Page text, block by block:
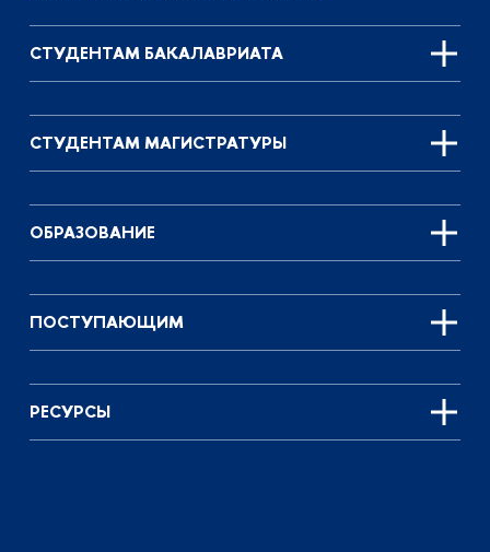
СТУДЕНТАМ БАКАЛАВРИАТА
СТУДЕНТАМ МАГИСТРАТУРЫ
ОБРАЗОВАНИЕ
ПОСТУПАЮЩИМ
РЕСУРСЫ